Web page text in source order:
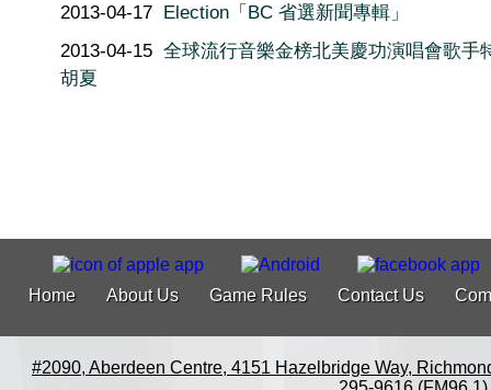
2013-04-17 Election「BC 省選新聞專輯」
2013-04-15 全球流行音樂金榜北美慶功演唱會歌手
胡夏
Home About Us Game Rules Contact Us
#2090, Aberdeen Centre, 4151 Hazelbridge Way,